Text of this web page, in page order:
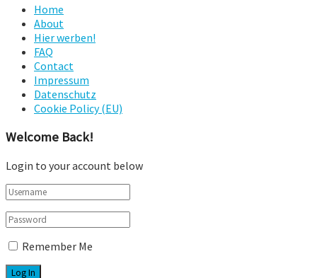
Home
About
Hier werben!
FAQ
Contact
Impressum
Datenschutz
Cookie Policy (EU)
Welcome Back!
Login to your account below
Remember Me